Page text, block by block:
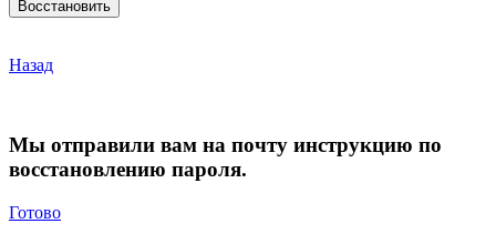
Назад
Мы отправили вам на почту инструкцию по
восстановлению пароля.
Готово